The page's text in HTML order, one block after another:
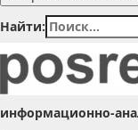
Найти:
информационно-